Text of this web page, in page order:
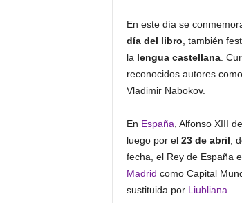
En este día se
día del libro , también
la lengua castellana.
reconocidos autores
Vladimir Nabokov.
En España , Alfonso XIII
luego por el 23 de abril ,
fecha, el Rey de España
Madrid como Capital
sustituida por Liubliana